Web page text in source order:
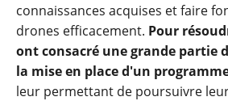
connaissances acquises et faire
drones efficacement. Pour
ont consacré une grande partie
la mise en place d'un
leur permettant de poursuivre